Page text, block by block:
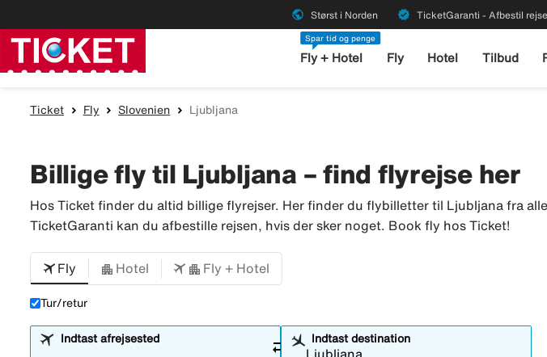
public Størst i Norden verified TicketGaranti - Afbestil
Spar tid og penge
Fly + Hotel Fly Hotel Tilbud
Ticket Fly Slovenien Ljubljana
Billige fly til Ljubljana – find flyrejse her
Hos Ticket finder du altid billige flyrejser. Her finder du flybilletter til Ljubljana fra
TicketGaranti kan du afbestille rejsen, hvis der sker noget. Book fly hos Ticket!
Fly Hotel Fly + Hotel
Tur/retur
Indtast afrejsested sync_alt Indtast destination